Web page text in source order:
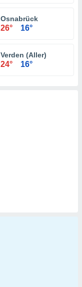
Osnabrück
26° 16°
Verden (Aller)
24° 16°